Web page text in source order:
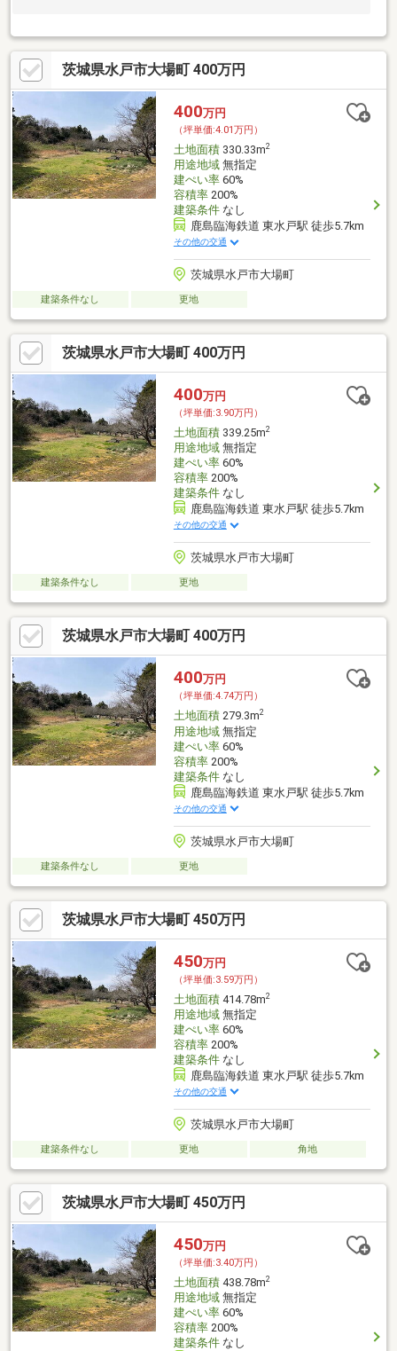
茨城県水戸市大場町 400万円
400万円
（坪単価:4.01万円）
土地面積330.33m2
用途地域無指定
建ぺい率60%
容積率200%
建築条件なし
鹿島臨海鉄道 東水戸駅 徒歩5.7km
その他の交通
茨城県水戸市大場町
建築条件なし 更地
茨城県水戸市大場町 400万円
400万円
（坪単価:3.90万円）
土地面積339.25m2
用途地域無指定
建ぺい率60%
容積率200%
建築条件なし
鹿島臨海鉄道 東水戸駅 徒歩5.7km
その他の交通
茨城県水戸市大場町
建築条件なし 更地
茨城県水戸市大場町 400万円
400万円
（坪単価:4.74万円）
土地面積279.3m2
用途地域無指定
建ぺい率60%
容積率200%
建築条件なし
鹿島臨海鉄道 東水戸駅 徒歩5.7km
その他の交通
茨城県水戸市大場町
建築条件なし 更地
茨城県水戸市大場町 450万円
450万円
（坪単価:3.59万円）
土地面積414.78m2
用途地域無指定
建ぺい率60%
容積率200%
建築条件なし
鹿島臨海鉄道 東水戸駅 徒歩5.7km
その他の交通
茨城県水戸市大場町
建築条件なし 更地 角地
茨城県水戸市大場町 450万円
450万円
（坪単価:3.40万円）
土地面積438.78m2
用途地域無指定
建ぺい率60%
容積率200%
建築条件なし